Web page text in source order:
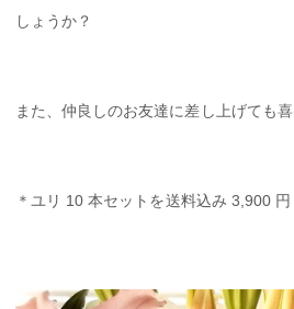
しょうか？
また、仲良しのお友達に差し上げても喜
＊ユリ 10 本セットを送料込み 3,900 円